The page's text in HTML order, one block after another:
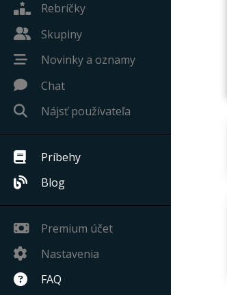
Rebríčky
Skupiny
Novinky a oznamy
Chat
Nájsť používateľa
Príbehy
Blog
Premium účet
Nastavenia
FAQ